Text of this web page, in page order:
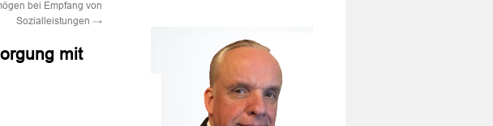
bei Empfang von
Sozialleistungen →
mit